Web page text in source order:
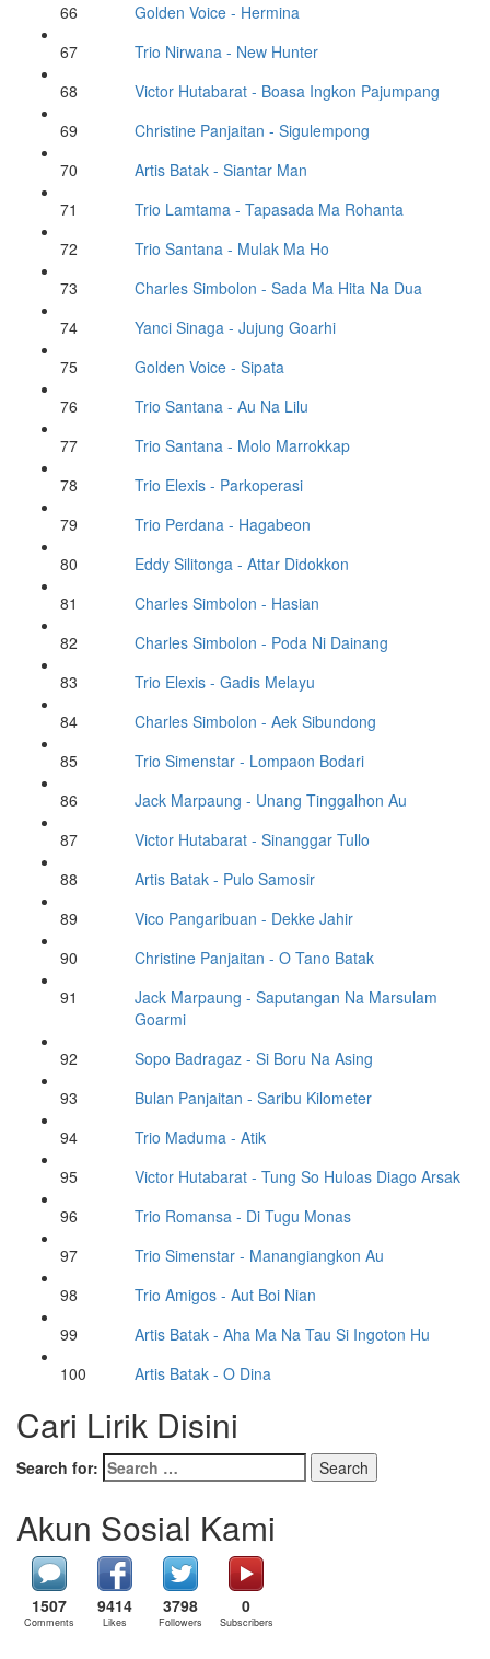
66
Golden Voice- Hermina
67
Trio Nirwana- New Hunter
68
Victor Hutabarat- Boasa Ingkon Pajumpang
69
Christine Panjaitan - Sigulempong
70
Artis Batak- Siantar Man
71
Trio Lamtama- Tapasada Ma Rohanta
72
Trio Santana- Mulak Ma Ho
73
Charles Simbolon - Sada Ma Hita Na Dua
74
Yanci Sinaga- Jujung Goarhi
75
Golden Voice- Sipata
76
Trio Santana- Au Na Lilu
77
Trio Santana- Molo Marrokkap
78
Trio Elexis- Parkoperasi
79
Trio Perdana- Hagabeon
80
Eddy Silitonga- Attar Didokkon
81
Charles Simbolon - Hasian
82
Charles Simbolon - Poda Ni Dainang
83
Trio Elexis- Gadis Melayu
84
Charles Simbolon - Aek Sibundong
85
Trio Simenstar- Lompaon Bodari
86
Jack Marpaung - Unang Tinggalhon Au
87
Victor Hutabarat- Sinanggar Tullo
88
Artis Batak- Pulo Samosir
89
Vico Pangaribuan - Dekke Jahir
90
Christine Panjaitan - O Tano Batak
91
Jack Marpaung - Saputangan Na Marsulam
Goarmi
92
Sopo Badragaz- Si Boru Na Asing
93
Bulan Panjaitan - Saribu Kilometer
94
Trio Maduma- Atik
95
Victor Hutabarat- Tung So Huloas Diago Arsak
96
Trio Romansa- Di Tugu Monas
97
Trio Simenstar- Manangiangkon Au
98
Trio Amigos- Aut Boi Nian
99
Artis Batak- Aha Ma Na Tau Si Ingoton Hu
100
Artis Batak- O Dina
Cari Lirik Disini
Search for:
Akun Sosial Kami
1507
Comments
9414
Likes
3798
Followers
0
Subscribers